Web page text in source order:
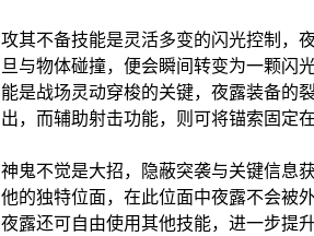
攻其不备技能是灵活多变的闪光控制，
旦与物体碰撞，便会瞬间转变为一颗闪
能是战场灵动穿梭的关键，夜露装备的
出，而辅助射击功能，则可将锚索固定
神鬼不觉是大招，隐蔽突袭与关键信息
他的独特位面，在此位面中夜露不会被
夜露还可自由使用其他技能，进一步提